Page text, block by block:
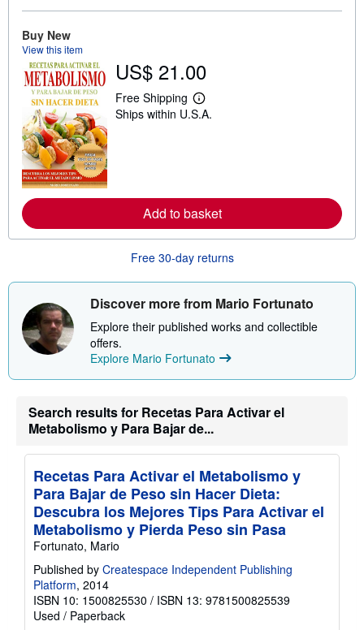
i
p
p
i
n
Buy New
View this item
US$ 21.00
Free Shipping
L
e
e
a
o
t
h
p
p
i
g
a
e
s
Ships within U.S.A.
Add to basket
Free 30-day returns
Discover more from Mario Fortunato
Explore their published works and collectible
offers.
Explore Mario Fortunato
Search results for Recetas Para Activar el
Metabolismo y Para Bajar de...
Recetas Para Activar el Metabolismo y
Para Bajar de Peso sin Hacer Dieta:
Descubra los Mejores Tips Para Activar el
Metabolismo y Pierda Peso sin Pasa
Fortunato, Mario
Published by Createspace Independent Publishing
Platform, 2014
ISBN 10: 1500825530 / ISBN 13: 9781500825539
Used / Paperback